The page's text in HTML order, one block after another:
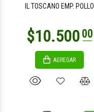
IL TOSCANO EMP. POLLO
AGREGAR